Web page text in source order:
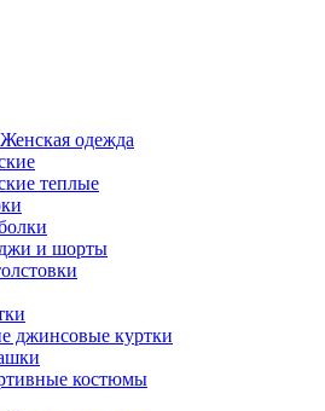
Женская одежда
теплые
и шорты
джинсовые куртки
костюмы